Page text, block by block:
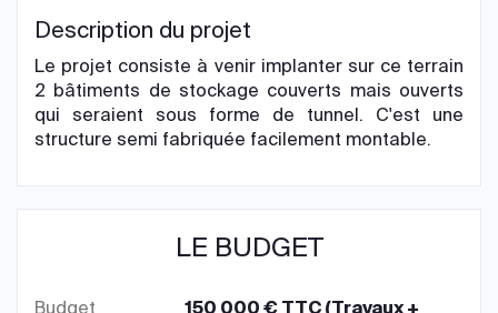
Description du projet
Le projet consiste à venir implanter sur ce terrain
2 bâtiments de stockage couverts mais ouverts
qui seraient sous forme de tunnel. C'est une
structure semi fabriquée facilement montable.
LE BUDGET
Budget 150 000 € TTC (Travaux +